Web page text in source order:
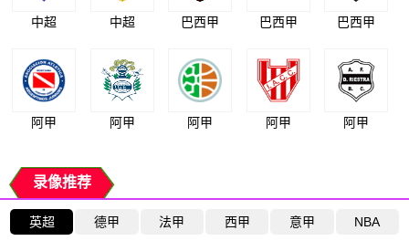
中超 中超 巴西甲 巴西甲 巴西甲
阿甲 阿甲 阿甲 阿甲 阿甲
录像推荐
英超 德甲 法甲 西甲 意甲 NBA